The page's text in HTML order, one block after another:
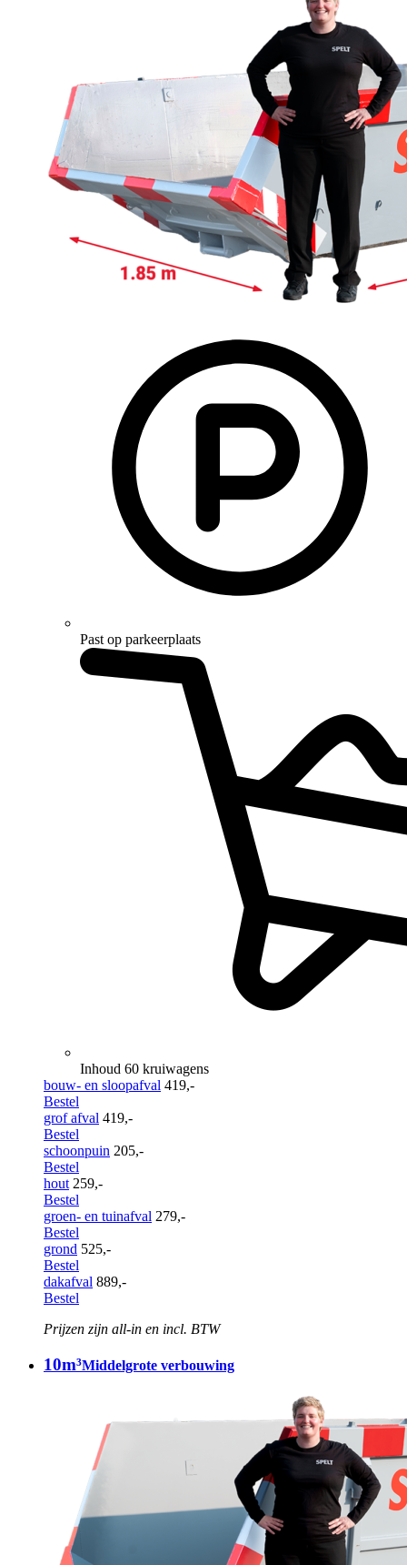
Past op parkeerplaats
Inhoud 60 kruiwagens
bouw- en sloopafval 419,-
Bestel
grof afval 419,-
Bestel
schoonpuin 205,-
Bestel
hout 259,-
Bestel
groen- en tuinafval 279,-
Bestel
grond 525,-
Bestel
dakafval 889,-
Bestel
Prijzen zijn all-in en incl. BTW
10m³Middelgrote verbouwing